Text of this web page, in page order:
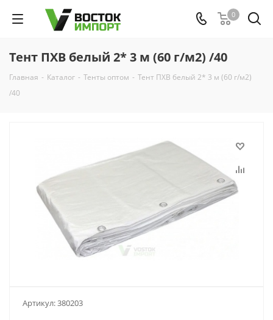
0
Тент ПХВ белый 2* 3 м (60 г/м2) /40
Главная - Каталог - Тенты оптом - Тент ПХВ белый 2* 3 м (60 г/м2)
/40
Артикул:380203